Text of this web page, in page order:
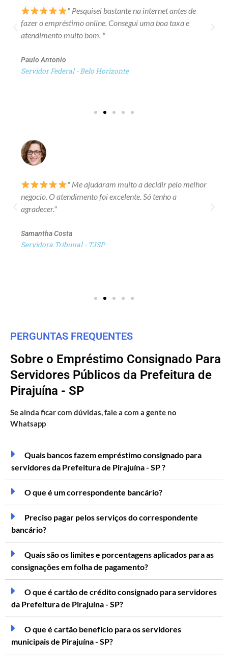
" Pesquisei bastante na internet antes de
fazer o empréstimo online. Consegui uma boa taxa e
atendimento muito bom. "
Paulo Antonio
Servidor Federal - Belo Horizonte
" Me ajudaram muito a decidir pelo melhor
negocio. O atendimento foi excelente. Só tenho a
agradecer."
Samantha Costa
Servidora Tribunal - TJSP
PERGUNTAS FREQUENTES
Sobre o Empréstimo Consignado Para
Servidores Públicos da Prefeitura de
Pirajuína - SP
Se ainda ficar com dúvidas, fale a com a gente no
Whatsapp
Quais bancos fazem empréstimo consignado para
servidores da Prefeitura de Pirajuína - SP ?
O que é um correspondente bancário?
Preciso pagar pelos serviços do correspondente
bancário?
Quais são os limites e porcentagens aplicados para as
consignações em folha de pagamento?
O que é cartão de crédito consignado para servidores
da Prefeitura de Pirajuína - SP?
O que é cartão benefício para os servidores
municipais de Pirajuína - SP?